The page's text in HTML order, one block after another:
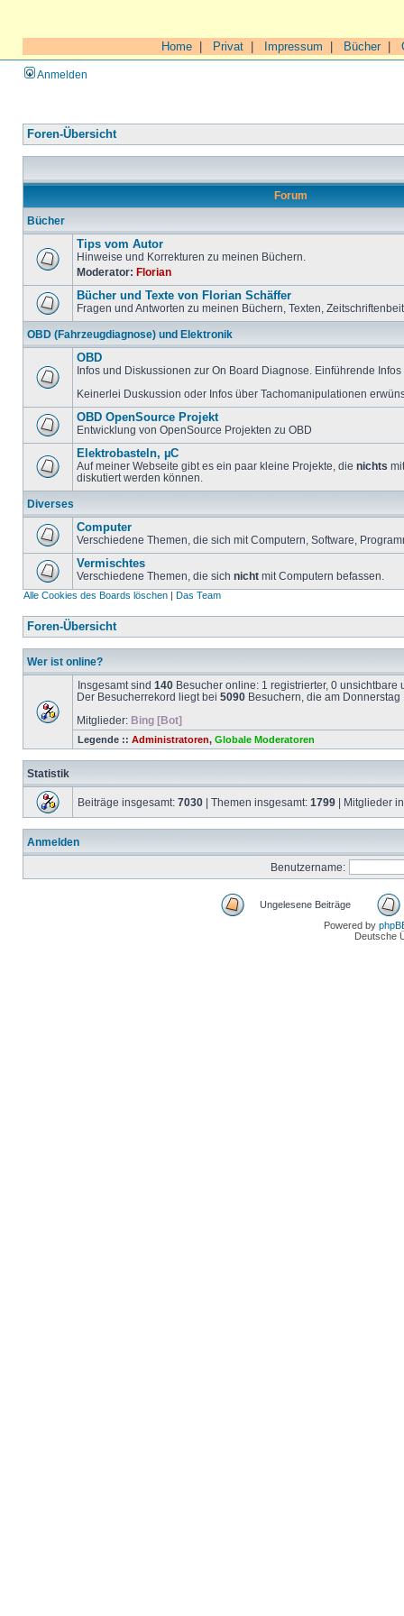
Home Privat Impressum Bücher|
Anmelden
Foren-Übersicht
Forum
Bücher
Tips vom Autor
Hinweise und Korrekturen zu meinen Büchern.
Moderator: Florian
Bücher und Texte von Florian Schäffer
Fragen und Antworten zu meinen Büchern, Texten,
OBD (Fahrzeugdiagnose) und Elektronik
OBD
Infos und Diskussionen zur On Board Diagnose. Einführende
Keinerlei Duskussion oder Infos über Tachomanipulationen
OBD OpenSource Projekt
Entwicklung von OpenSource Projekten zu OBD
Elektrobasteln, µC
Auf meiner Webseite gibt es ein paar kleine Projekte, die nichts
diskutiert werden können.
Diverses
Computer
Verschiedene Themen, die sich mit Computern, Software,
Vermischtes
Verschiedene Themen, die sich nicht mit Computern befassen.
Alle Cookies des Boards löschen | Das Team
Foren-Übersicht
Wer ist online?
Insgesamt sind 140 Besucher online: 1 registrierter, 0
Der Besucherrekord liegt bei 5090 Besuchern, die am
Mitglieder: Bing [Bot]
Legende :: Administratoren, Globale Moderatoren
Statistik
Beiträge insgesamt: 7030 | Themen insgesamt: 1799 | Mitglieder
Anmelden
Benutzername:
Ungelesene Beiträge
Powered by
Deutsche